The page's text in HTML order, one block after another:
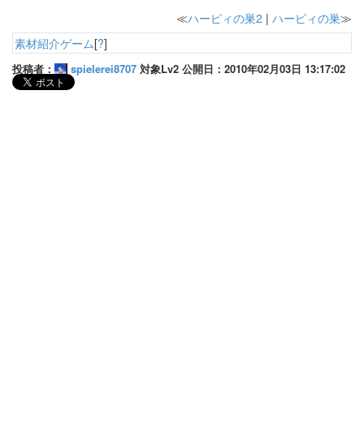
≪ハーピィの巣2 | ハーピィの巣≫
素材紹介ゲーム[?]
投稿者： spielerei8707 対象Lv2 公開日：2010年02月03日 13:17:02